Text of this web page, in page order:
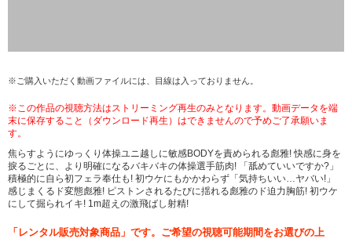
※ご購入いただく動画ファイルには、目線は入っておりません。
※この作品の視聴方法はストリーミング再生のみとなります。動画データを端
末に保存すること（ダウンロード再生）はできませんので予めご了承願いま
す。
焦らすようにゆっくり体操ユニ越しに敏感BODYを責められる彪雅! 快感に身を
捩るごとに、より明確になるバキバキの体操選手筋肉! 「舐めていいですか?」
積極的に自ら初フェラ奉仕も! 初ウケにもかかわらず「気持ちいい…ヤバい!」
感じまくるド変態彪雅! ピストンされるたびに揺れる彪雅のド迫力胸筋! 初ウケ
にして掘られイキ! 1m超えの激飛ばし射精!
「レンタル販売対象商品」です。ご希望の視聴可能期間をお選びの上